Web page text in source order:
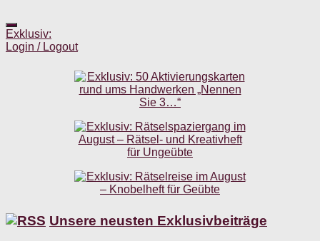
Exklusiv:
Login / Logout
Unsere neusten Exklusivbeiträge